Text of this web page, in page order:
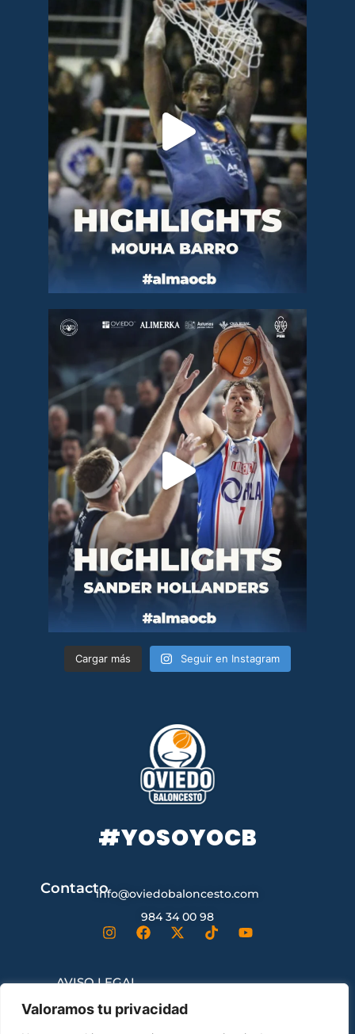
Valoramos tu privacidad
Cargar más Seguir en Instagram
#YOSOYOCB
Contactoinfo@oviedobaloncesto.com
984 34 00 98
AVISO LEGAL